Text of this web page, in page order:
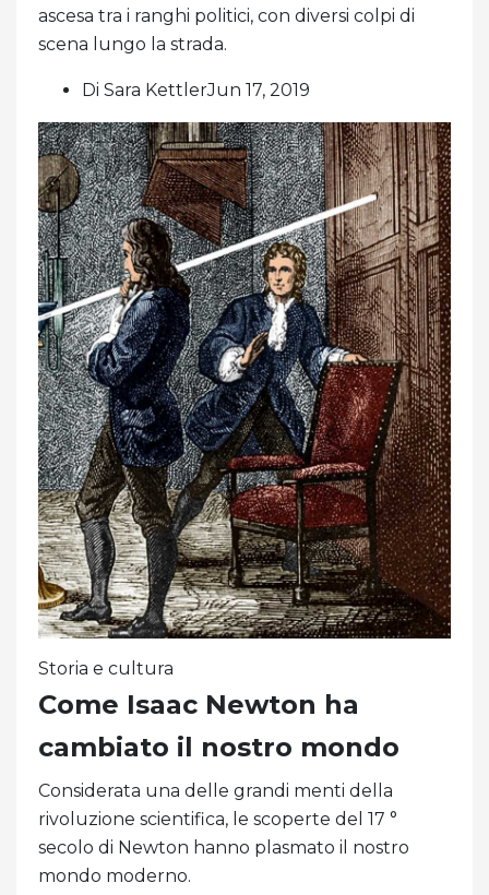
ascesa tra i ranghi politici, con diversi colpi di
scena lungo la strada.
Di Sara KettlerJun 17, 2019
Storia e cultura
Come Isaac Newton ha
cambiato il nostro mondo
Considerata una delle grandi menti della
rivoluzione scientifica, le scoperte del 17 °
secolo di Newton hanno plasmato il nostro
mondo moderno.